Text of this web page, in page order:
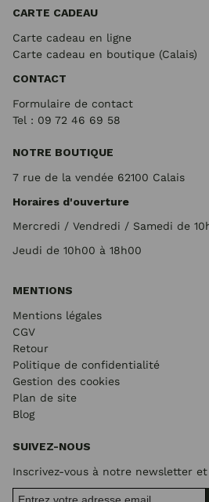
CARTE CADEAU
Carte cadeau en ligne
Carte cadeau en boutique (Calais)
CONTACT
Formulaire de contact
Tel : 09 72 46 69 58
NOTRE BOUTIQUE
7 rue de la vendée 62100 Calais
Horaires d'ouverture
Mercredi / Vendredi / Samedi de
Jeudi de 10h00 à 18h00
MENTIONS
Mentions légales
CGV
Retour
Politique de confidentialité
Gestion des cookies
Plan de site
Blog
SUIVEZ-NOUS
Inscrivez-vous à notre newsletter